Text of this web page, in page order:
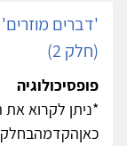
'דברים
(חלק 2)
פופסיכולוגיה
*ניתן לקרוא את